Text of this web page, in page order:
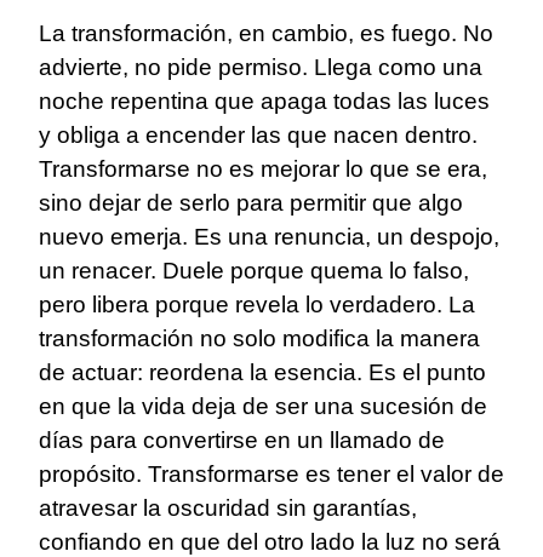
La transformación, en cambio, es fuego. No
advierte, no pide permiso. Llega como una
noche repentina que apaga todas las luces
y obliga a encender las que nacen dentro.
Transformarse no es mejorar lo que se era,
sino dejar de serlo para permitir que algo
nuevo emerja. Es una renuncia, un despojo,
un renacer. Duele porque quema lo falso,
pero libera porque revela lo verdadero. La
transformación no solo modifica la manera
de actuar: reordena la esencia. Es el punto
en que la vida deja de ser una sucesión de
días para convertirse en un llamado de
propósito. Transformarse es tener el valor de
atravesar la oscuridad sin garantías,
confiando en que del otro lado la luz no será